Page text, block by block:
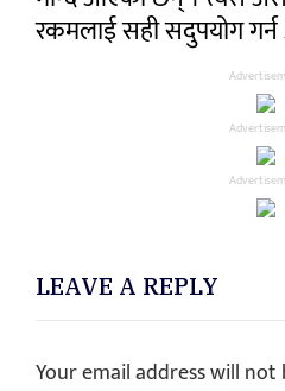
रकमलाई सही सदुपयोग
LEAVE A REPLY
Your email address will not